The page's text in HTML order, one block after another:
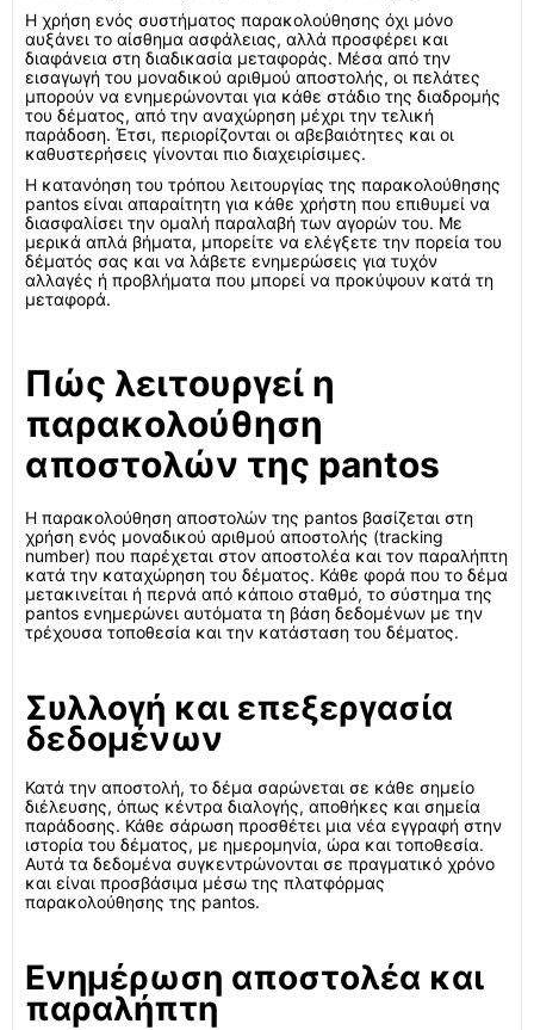
Η χρήση ενός συστήματος παρακολούθησης όχι μόνο
αυξάνει το αίσθημα ασφάλειας, αλλά προσφέρει και
διαφάνεια στη διαδικασία μεταφοράς. Μέσα από την
εισαγωγή του μοναδικού αριθμού αποστολής, οι πελάτες
μπορούν να ενημερώνονται για κάθε στάδιο της διαδρομής
του δέματος, από την αναχώρηση μέχρι την τελική
παράδοση. Έτσι, περιορίζονται οι αβεβαιότητες και οι
καθυστερήσεις γίνονται πιο διαχειρίσιμες.
Η κατανόηση του τρόπου λειτουργίας της παρακολούθησης
pantos είναι απαραίτητη για κάθε χρήστη που επιθυμεί να
διασφαλίσει την ομαλή παραλαβή των αγορών του. Με
μερικά απλά βήματα, μπορείτε να ελέγξετε την πορεία του
δέματός σας και να λάβετε ενημερώσεις για τυχόν
αλλαγές ή προβλήματα που μπορεί να προκύψουν κατά τη
μεταφορά.
Πώς λειτουργεί η
παρακολούθηση
αποστολών της pantos
Η παρακολούθηση αποστολών της pantos βασίζεται στη
χρήση ενός μοναδικού αριθμού αποστολής (tracking
number) που παρέχεται στον αποστολέα και τον παραλήπτη
κατά την καταχώρηση του δέματος. Κάθε φορά που το δέμα
μετακινείται ή περνά από κάποιο σταθμό, το σύστημα της
pantos ενημερώνει αυτόματα τη βάση δεδομένων με την
τρέχουσα τοποθεσία και την κατάσταση του δέματος.
Συλλογή και επεξεργασία
δεδομένων
Κατά την αποστολή, το δέμα σαρώνεται σε κάθε σημείο
διέλευσης, όπως κέντρα διαλογής, αποθήκες και σημεία
παράδοσης. Κάθε σάρωση προσθέτει μια νέα εγγραφή στην
ιστορία του δέματος, με ημερομηνία, ώρα και τοποθεσία.
Αυτά τα δεδομένα συγκεντρώνονται σε πραγματικό χρόνο
και είναι προσβάσιμα μέσω της πλατφόρμας
παρακολούθησης της pantos.
Ενημέρωση αποστολέα και
παραλήπτη